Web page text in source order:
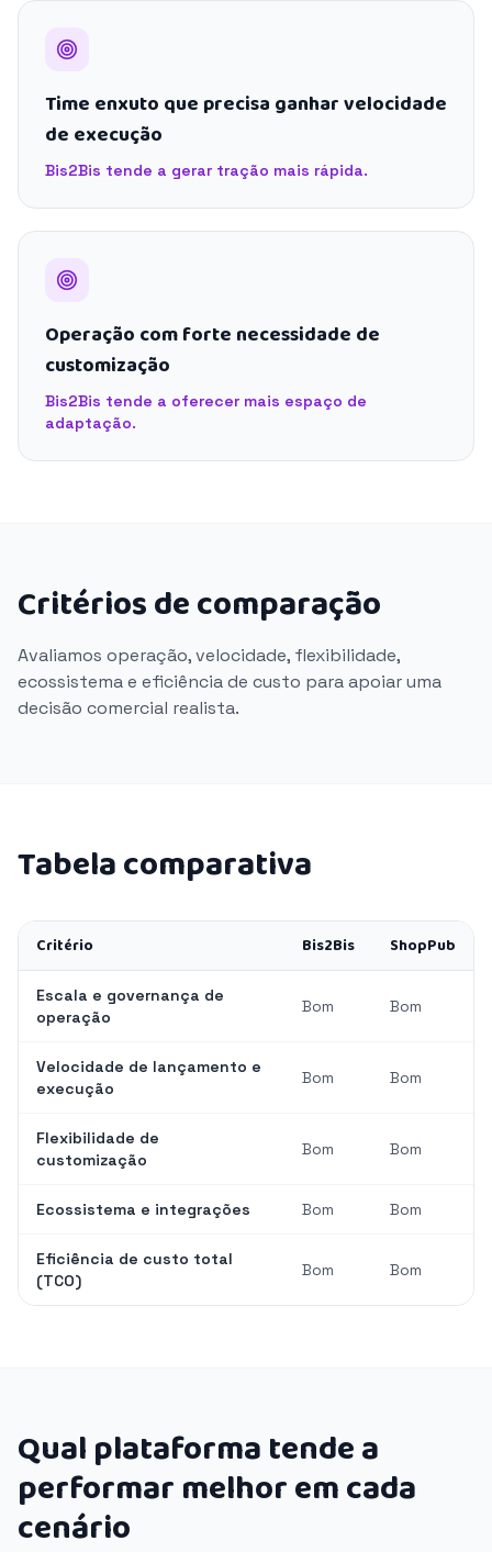
Time enxuto que precisa ganhar velocidade
de execução
Bis2Bis tende a gerar tração mais rápida.
Operação com forte necessidade de
customização
Bis2Bis tende a oferecer mais espaço de
adaptação.
Critérios de comparação
Avaliamos operação, velocidade, flexibilidade,
ecossistema e eficiência de custo para apoiar uma
decisão comercial realista.
Tabela comparativa
Critério Bis2Bis ShopPub
Escala e governança de
operação
Bom Bom
Velocidade de lançamento e
execução
Bom Bom
Flexibilidade de
customização
Bom Bom
Ecossistema e integrações Bom Bom
Eficiência de custo total
(TCO)
Bom Bom
Qual plataforma tende a
performar melhor em cada
cenário